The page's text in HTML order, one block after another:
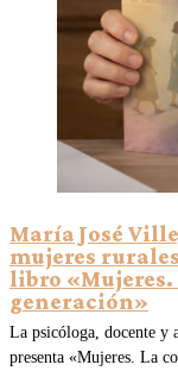
María José
mujeres
libro
generación»
La psicóloga, docente y
presenta «Mujeres. La